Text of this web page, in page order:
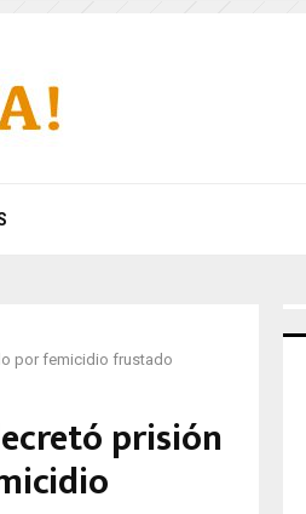
por femicidio frustado
prisión